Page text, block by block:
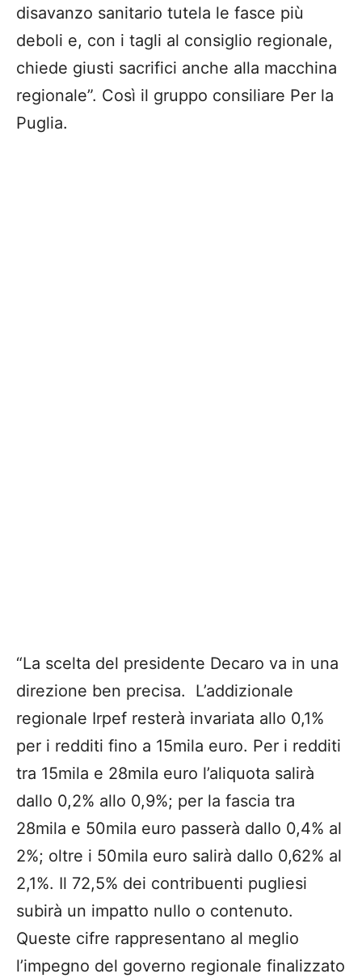
disavanzo sanitario tutela le fasce più
deboli e, con i tagli al consiglio regionale,
chiede giusti sacrifici anche alla macchina
regionale”. Così il gruppo consiliare Per la
Puglia.
“La scelta del presidente Decaro va in una
direzione ben precisa. L’addizionale
regionale Irpef resterà invariata allo 0,1%
per i redditi fino a 15mila euro. Per i redditi
tra 15mila e 28mila euro l’aliquota salirà
dallo 0,2% allo 0,9%; per la fascia tra
28mila e 50mila euro passerà dallo 0,4% al
2%; oltre i 50mila euro salirà dallo 0,62% al
2,1%. Il 72,5% dei contribuenti pugliesi
subirà un impatto nullo o contenuto.
Queste cifre rappresentano al meglio
l’impegno del governo regionale finalizzato